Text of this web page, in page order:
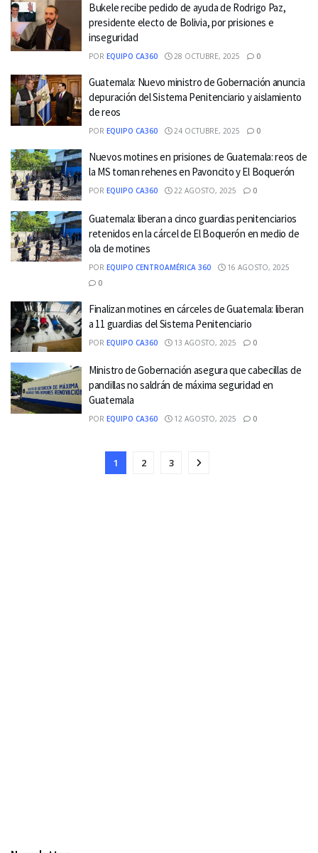
Bukele recibe pedido de ayuda de Rodrigo Paz,
presidente electo de Bolivia, por prisiones e
inseguridad
POR EQUIPO CA360 28 OCTUBRE, 2025 0
Guatemala: Nuevo ministro de Gobernación anuncia
depuración del Sistema Penitenciario y aislamiento
de reos
POR EQUIPO CA360 24 OCTUBRE, 2025 0
Nuevos motines en prisiones de Guatemala: reos de
la MS toman rehenes en Pavoncito y El Boquerón
POR EQUIPO CA360 22 AGOSTO, 2025 0
Guatemala: liberan a cinco guardias penitenciarios
retenidos en la cárcel de El Boquerón en medio de
ola de motines
POR EQUIPO CENTROAMÉRICA 360
16 AGOSTO, 2025
0
Finalizan motines en cárceles de Guatemala: liberan
a 11 guardias del Sistema Penitenciario
POR EQUIPO CA360 13 AGOSTO, 2025 0
Ministro de Gobernación asegura que cabecillas de
pandillas no saldrán de máxima seguridad en
Guatemala
POR EQUIPO CA360 12 AGOSTO, 2025 0
1 2 3